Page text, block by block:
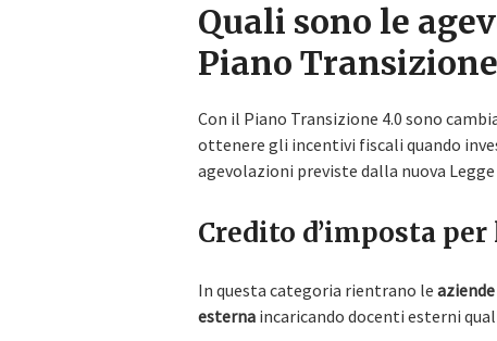
Quali sono le
Piano
Con il Piano Transizione 4.0 sono
ottenere gli incentivi fiscali quando
agevolazioni previste dalla nuova
Credito d’imposta
In questa categoria rientrano le
esterna incaricando docenti esterni